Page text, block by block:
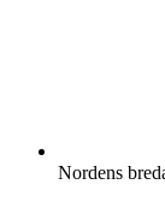
Nordens